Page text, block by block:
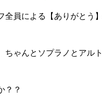
全員による【ありがとう
ちゃんとソプラノとアル
？？